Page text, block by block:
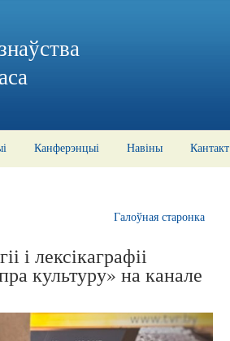
Канферэнцыі Навіны Кантакт
Галоўная старонка
і лексікаграфіі
культуру» на канале